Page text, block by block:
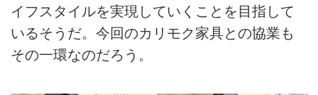
イフスタイルを実現していくことを目指して
いるそうだ。今回のカリモク家具との協業も
その一環なのだろう。